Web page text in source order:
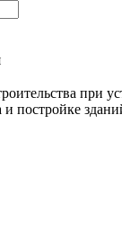
при
и постройке